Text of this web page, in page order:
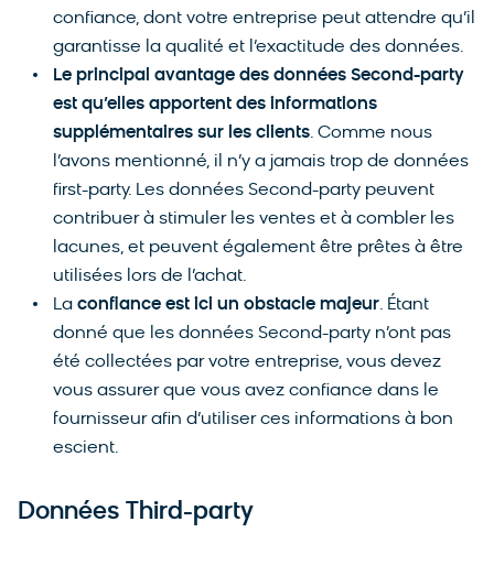
confiance, dont votre entreprise peut attendre qu’il
garantisse la qualité et l’exactitude des données.
Le principal avantage des données Second-party
est qu’elles apportent des informations
supplémentaires sur les clients. Comme nous
l’avons mentionné, il n’y a jamais trop de données
first-party. Les données Second-party peuvent
contribuer à stimuler les ventes et à combler les
lacunes, et peuvent également être prêtes à être
utilisées lors de l’achat.
La confiance est ici un obstacle majeur. Étant
donné que les données Second-party n’ont pas
été collectées par votre entreprise, vous devez
vous assurer que vous avez confiance dans le
fournisseur afin d’utiliser ces informations à bon
escient.
Données Third-party